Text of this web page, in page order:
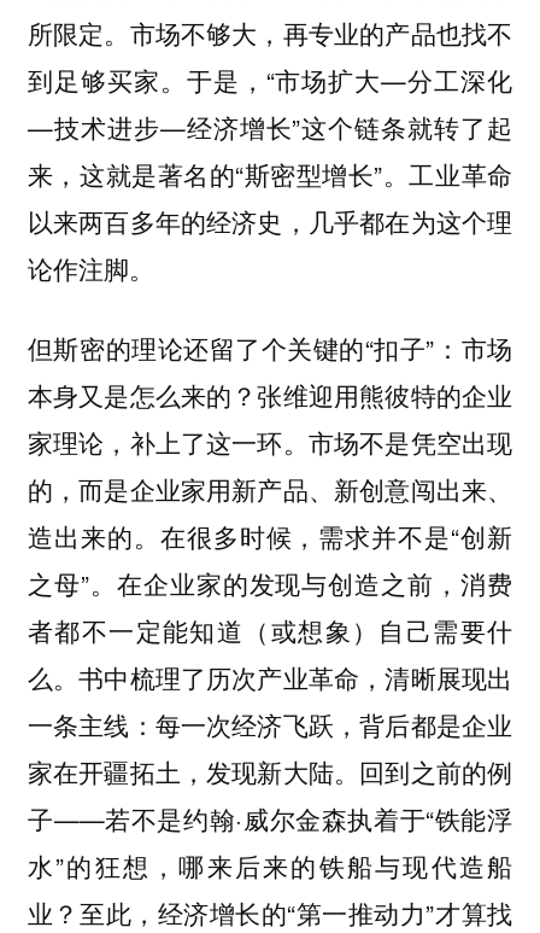
所限定。市场不够大，再专业的产品也找不
到足够买家。于是，“市场扩大—分工深化
—技术进步—经济增长”这个链条就转了起
来，这就是著名的“斯密型增长”。工业革命
以来两百多年的经济史，几乎都在为这个理
论作注脚。
但斯密的理论还留了个关键的“扣子”：市场
本身又是怎么来的？张维迎用熊彼特的企业
家理论，补上了这一环。市场不是凭空出现
的，而是企业家用新产品、新创意闯出来、
造出来的。在很多时候，需求并不是“创新
之母”。在企业家的发现与创造之前，消费
者都不一定能知道（或想象）自己需要什
么。书中梳理了历次产业革命，清晰展现出
一条主线：每一次经济飞跃，背后都是企业
家在开疆拓土，发现新大陆。回到之前的例
子——若不是约翰·威尔金森执着于“铁能浮
水”的狂想，哪来后来的铁船与现代造船
业？至此，经济增长的“第一推动力”才算找